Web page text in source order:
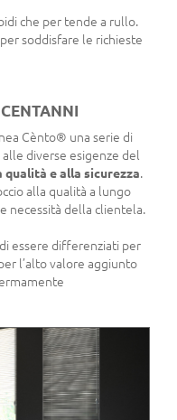
che per tende a rullo.
soddisfare le richieste
Cènto® una serie di
diverse esigenze del
e alla sicurezza.
alla qualità a lungo
necessità della clientela.
essere differenziati per
l’alto valore aggiunto